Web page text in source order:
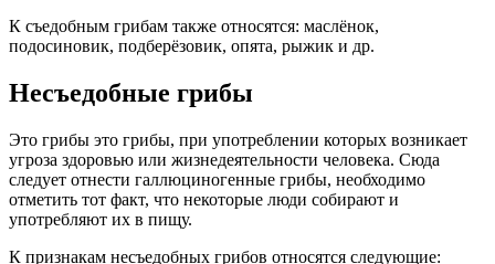
К съедобным грибам также относятся: маслёнок,
подосиновик, подберёзовик, опята, рыжик и др.
Несъедобные грибы
Это грибы это грибы, при употреблении которых возникает
угроза здоровью или жизнедеятельности человека. Сюда
следует отнести галлюциногенные грибы, необходимо
отметить тот факт, что некоторые люди собирают и
употребляют их в пищу.
К признакам несъедобных грибов относятся следующие: